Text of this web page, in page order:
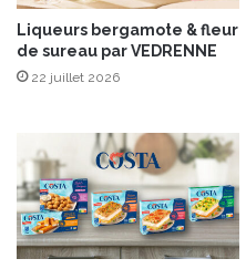
u
r
t
Liqueurs bergamote & fleur
de sureau par VEDRENNE
22 juillet 2026